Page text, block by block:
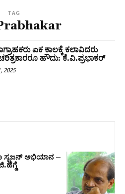
TAG
ಏಕ ಕಾಲಕ್ಕೆ ಕಲಾವಿದರು
ಹೌದು: ಕೆ.ವಿ.ಪ್ರಭಾಕರ್
2025
ಸೃಜನ್ ಅಭಿಯಾನ –